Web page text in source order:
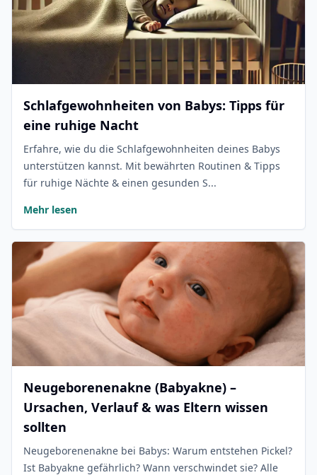
Schlafgewohnheiten von Babys: Tipps für
eine ruhige Nacht
Erfahre, wie du die Schlafgewohnheiten deines Babys
unterstützen kannst. Mit bewährten Routinen & Tipps
für ruhige Nächte & einen gesunden S...
Mehr lesen
Neugeborenenakne (Babyakne) –
Ursachen, Verlauf & was Eltern wissen
sollten
Neugeborenenakne bei Babys: Warum entstehen Pickel?
Ist Babyakne gefährlich? Wann verschwindet sie? Alle